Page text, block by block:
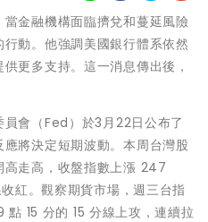
金融機構面臨擠兌和蔓延風險
動。他強調美國銀行體系依然
更多支持。這一消息傳出後，
會（Fed）於3月22日公布了
將決定短期波動。本周台灣股
高走高，收盤指數上漲 247
紅。觀察期貨市場，週三台指
15 分的 15 分線上攻，連續拉